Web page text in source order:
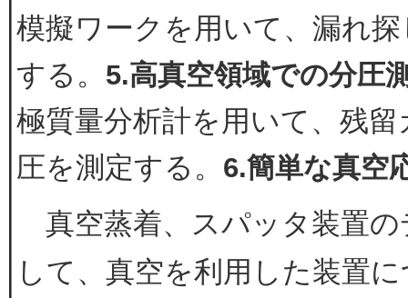
模擬ワークを用いて、漏れ
する。 5.高真空領域での分圧
極質量分析計を用いて、残
圧を測定する。 6.簡単な真空
真空蒸着、スパッタ装置の
して、真空を利用した装置